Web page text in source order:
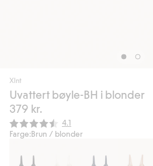
Xlnt
Uvattert bøyle-BH i blonder
379 kr.
Gjennomsnittskarakter:
4.1
Farge:Brun / blonder